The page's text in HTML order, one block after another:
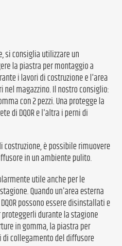
si consiglia utilizzare un
la piastra per montaggio a
i lavori di costruzione e l'area
magazzino. Il nostro consiglio:
con 2 pezzi. Una protegge la
di DQOR e l'altra i perni di
è possibile rimuovere
in un ambiente pulito.
utile anche per le
Quando un'area esterna
possono essere disinstallati e
durante la stagione
in gomma, la piastra per
collegamento del diffusore